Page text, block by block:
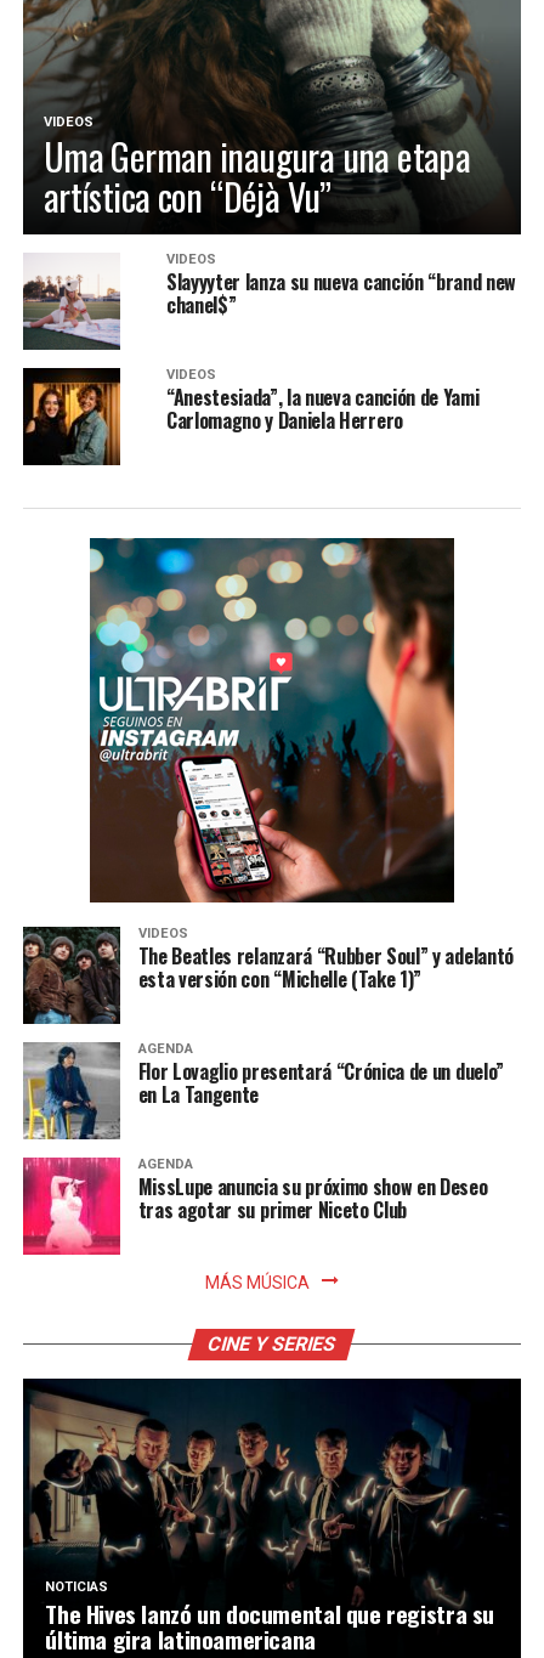
VIDEOS
Uma German inaugura una etapa
artística con “Déjà Vu”
VIDEOS
Slayyyter lanza su nueva canción “brand new
chanel$”
VIDEOS
“Anestesiada”, la nueva canción de Yami
Carlomagno y Daniela Herrero
VIDEOS
The Beatles relanzará “Rubber Soul” y adelantó
esta versión con “Michelle (Take 1)”
AGENDA
Flor Lovaglio presentará “Crónica de un duelo”
en La Tangente
AGENDA
MissLupe anuncia su próximo show en Deseo
tras agotar su primer Niceto Club
MÁS MÚSICA
CINE Y SERIES
NOTICIAS
The Hives lanzó un documental que registra su
última gira latinoamericana